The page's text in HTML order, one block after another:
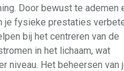
Door bewust te ademen
je fysieke prestaties
bij het centreren van de
in het lichaam, wat
niveau. Het beheersen van